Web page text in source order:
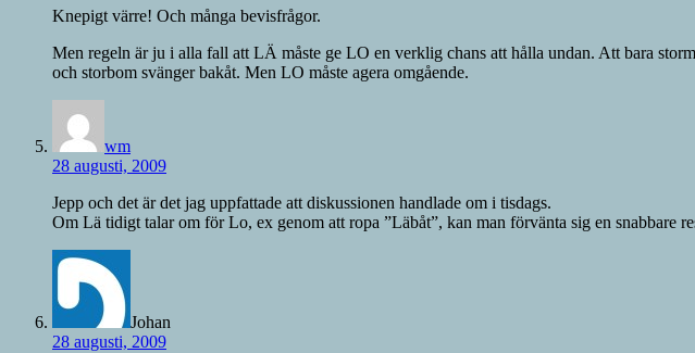
Knepigt värre! Och många bevisfrågor.
Men regeln är ju i alla fall att LÄ måste ge LO en verklig chans att hålla undan. Att bara
och storbom svänger bakåt. Men LO måste agera omgående.
wm
28 augusti, 2009
Jepp och det är det jag uppfattade att diskussionen handlade om i tisdags.
Om Lä tidigt talar om för Lo, ex genom att ropa ”Läbåt”, kan man förvänta sig en snabbare
Johan
28 augusti, 2009